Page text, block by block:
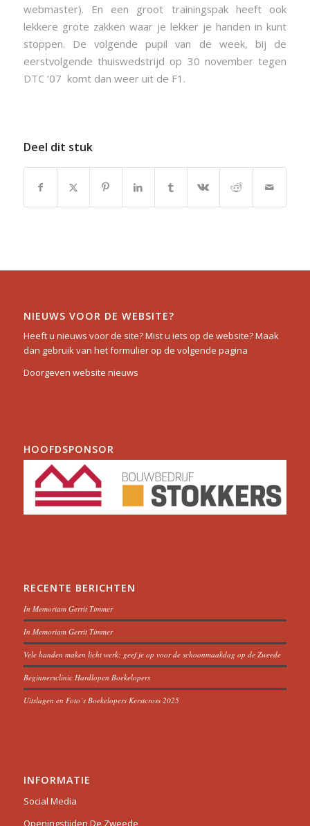
webmaster). En een groot trainingspak heeft ook
lekkere grote zakken waar je lekker je handen in kunt
stoppen. De volgende pupil van de week, bij de
eerstvolgende thuiswedstrijd op 30 november tegen
DTC ’07 komt dan weer uit de F1.
Deel dit stuk
NIEUWS VOOR DE WEBSITE?
Heeft u nieuws voor de site? Mist u iets op de website? Maak
dan gebruik van het formulier op de volgende pagina
Doorgeven website nieuws
HOOFDSPONSOR
RECENTE BERICHTEN
In Memoriam Gerrit Timmer
In Memoriam Gerrit Timmer
Vele handen maken licht werk: geef je op voor de schoonmaakdag op de Zweede
Beginnersclinic Hardlopen Boekelopers
Uitslagen en Foto´s Boekelopers Kerstcross 2025
INFORMATIE
Social Media
Openingstijden De Zweede